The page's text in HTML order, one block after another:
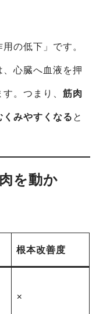
の低下」です。
心臓へ血液を押
す。つまり、筋肉
みやすくなると
を動か
根本改善度
×